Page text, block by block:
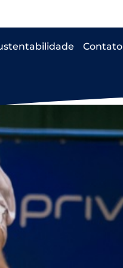
Contato